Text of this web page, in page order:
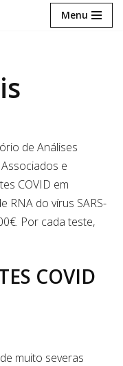
Menu
de Análises
e
COVID em
RNA do vírus SARS-
Por cada teste,
COVID
muito severas